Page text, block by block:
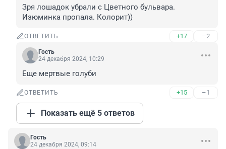
Зря лошадок убрали с Цветного бульвара.
Изюминка пропала. Колорит))
ОТВЕТИТЬ +17 –2
Гость
24 декабря 2024, 10:29
Еще мертвые голуби
ОТВЕТИТЬ +15 –1
Показать ещё 5 ответов
Гость
24 декабря 2024, 09:14